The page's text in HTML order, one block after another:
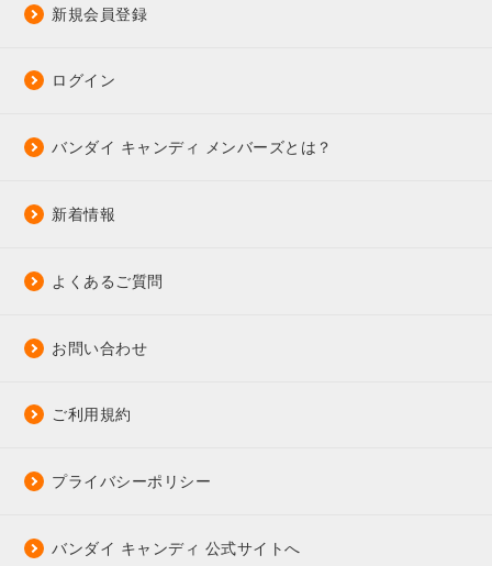
新規会員登録
ログイン
バンダイ キャンディ メンバーズとは？
新着情報
よくあるご質問
お問い合わせ
ご利用規約
プライバシーポリシー
バンダイ キャンディ 公式サイトへ